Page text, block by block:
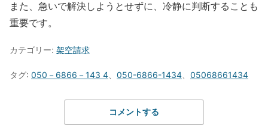
また、急いで解決しようとせずに、冷静に判断することも
重要です。
カテゴリー: 架空請求
タグ: 050－6866－143 4 050-6866-1434 05068661434
コメントする